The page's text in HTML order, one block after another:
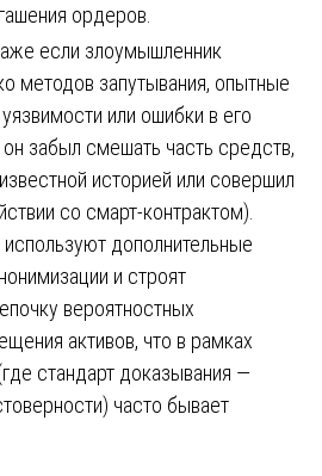
ордеров.
если злоумышленник
методов запутывания, опытные
или ошибки в его
забыл смешать часть средств,
историей или совершил
со смарт-контрактом).
дополнительные
и строят
вероятностных
активов, что в рамках
стандарт доказывания —
часто бывает